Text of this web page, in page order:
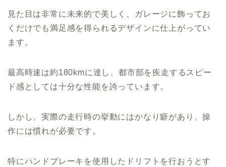
見た目は非常に未来的で美しく、ガレージに飾ってお
くだけでも満足感を得られるデザインに仕上がってい
ます。
最高時速は約180kmに達し、都市部を疾走するスピー
ド感としては十分な性能を誇っています。
しかし、実際の走行時の挙動にはかなり癖があり、操
作には慣れが必要です。
特にハンドブレーキを使用したドリフトを行おうとす